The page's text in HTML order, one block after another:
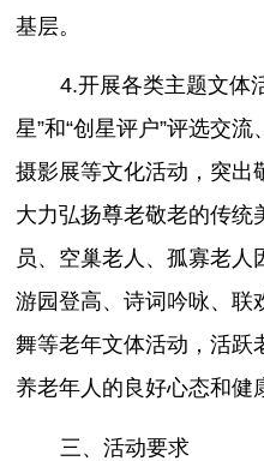
基层。
4.开展各类主题文体
星”和“创星评户”评选交
摄影展等文化活动，突出
大力弘扬尊老敬老的传统
员、空巢老人、孤寡老人
游园登高、诗词吟咏、联
舞等老年文体活动，活跃
养老年人的良好心态和健
三、活动要求